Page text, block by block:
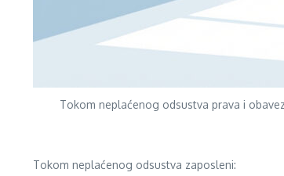
Tokom neplaćenog odsustva prava i
Tokom neplaćenog odsustva zaposleni: